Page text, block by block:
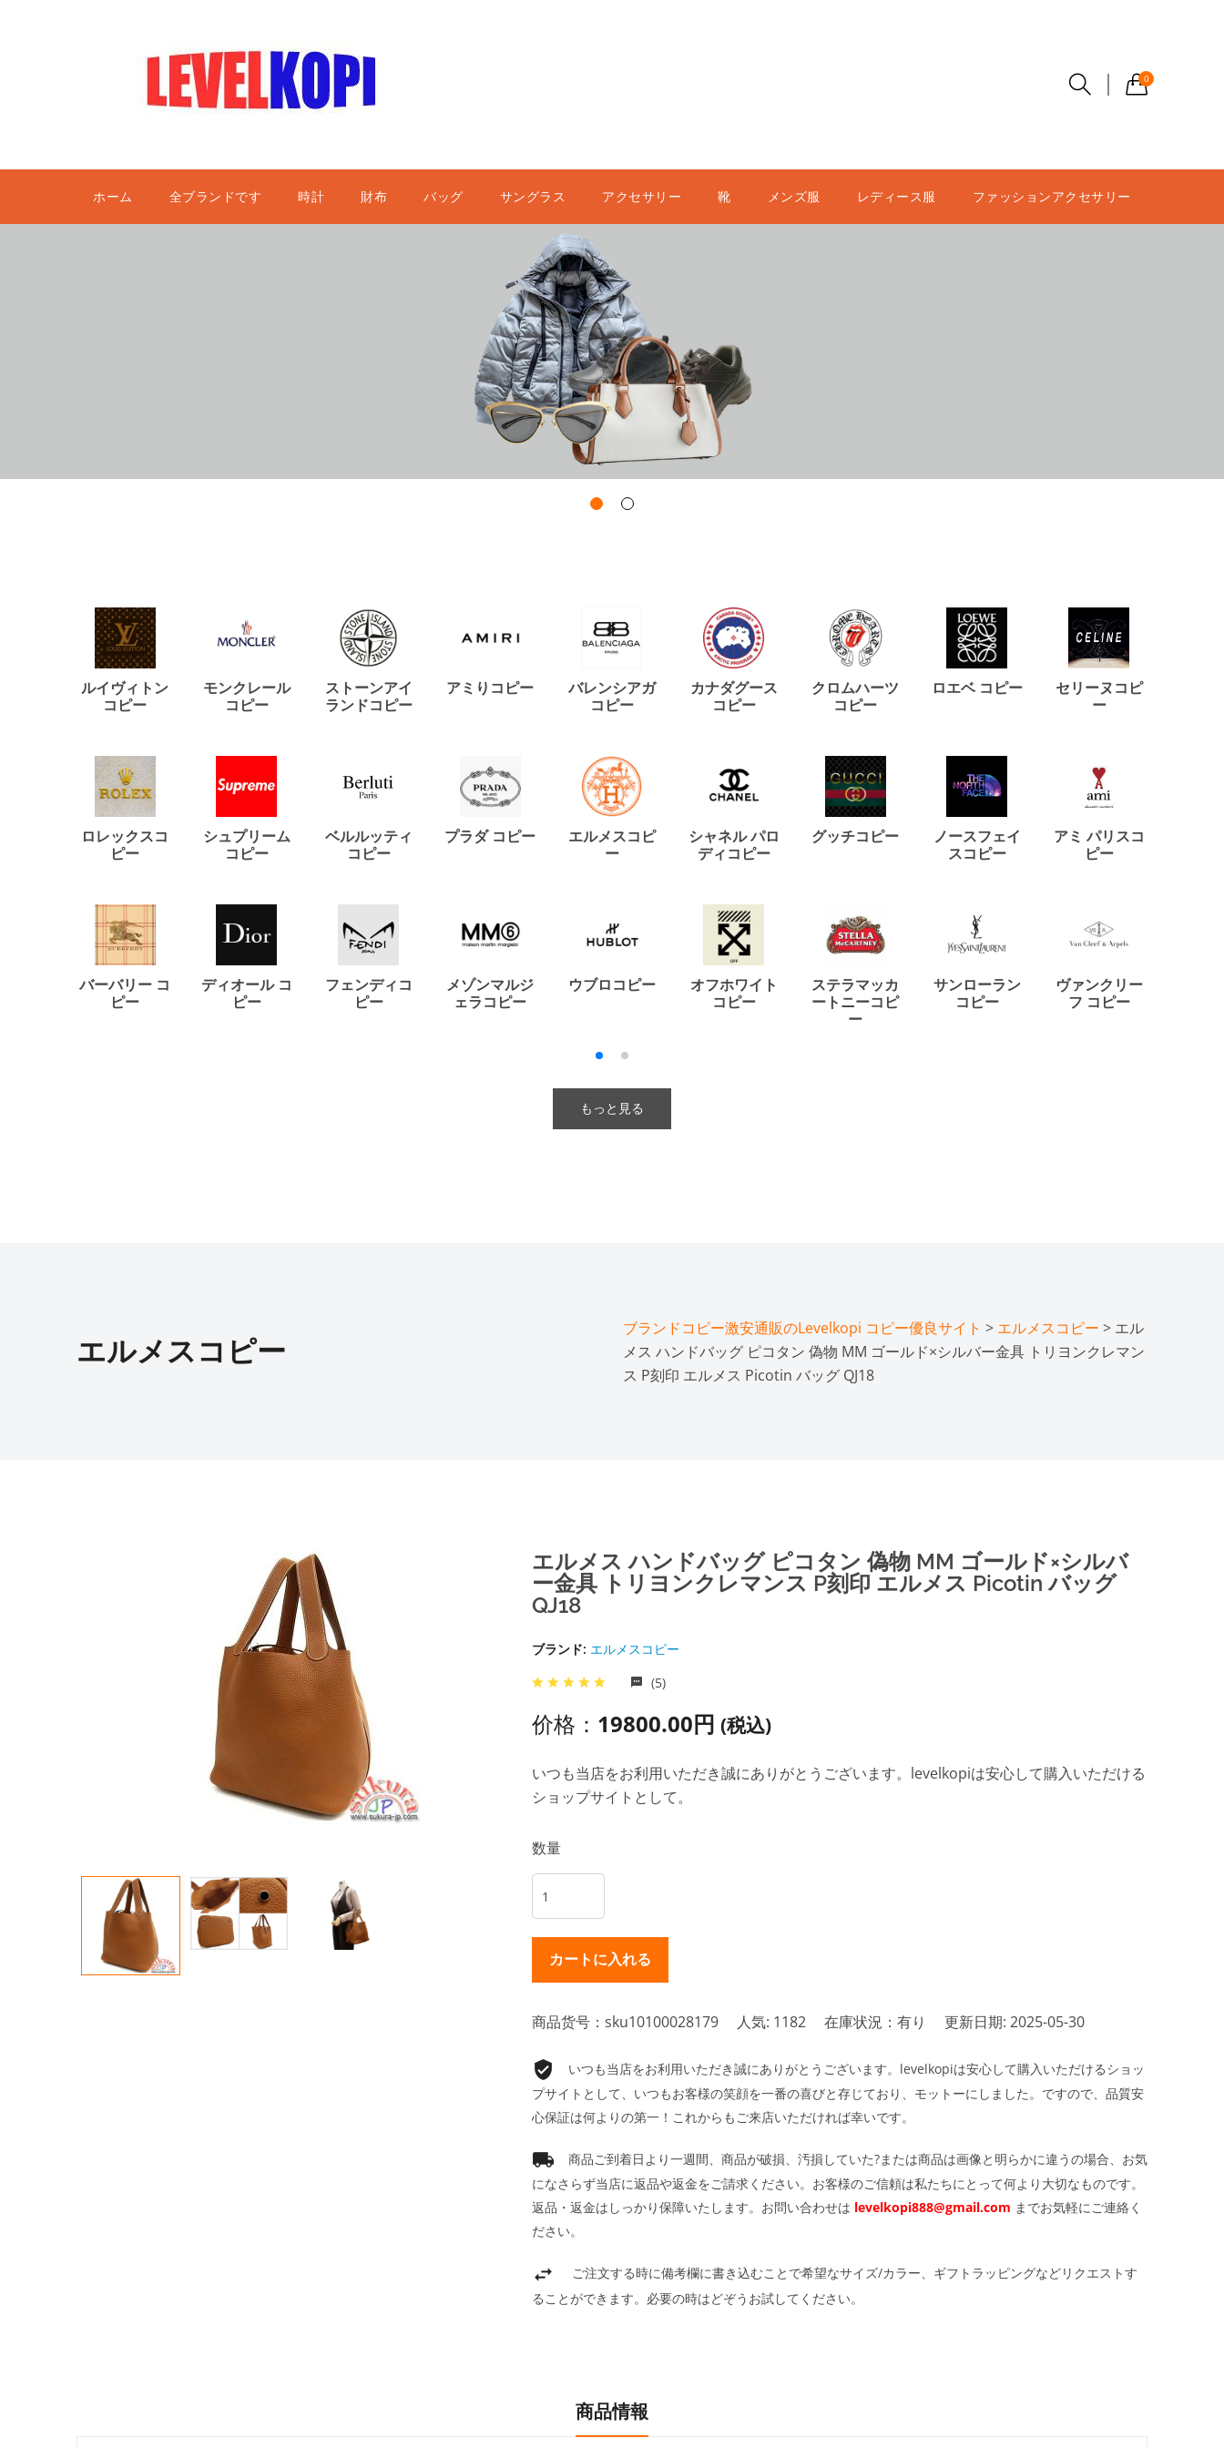
0
ホーム 全ブランドです 時計 財布 バッグ サングラス アクセサリー 靴 メンズ服 レディース服 ファッションアクセサリー
ルイヴィトン
コピー
モンクレール
コピー
ストーンアイ
ランドコピー
アミりコピー
バレンシアガ
コピー
カナダグース
コピー
クロムハーツ
コピー
ロエベ コピー
セリーヌコピ
ー
ロレックスコ
ピー
シュプリーム
コピー
ベルルッティ
コピー
プラダ コピー
エルメスコピ
ー
シャネル パロ
ディコピー
グッチコピー
ノースフェイ
スコピー
アミ パリスコ
ピー
バーバリー コ
ピー
ディオール コ
ピー
フェンディコ
ピー
メゾンマルジ
ェラコピー
ウブロコピー
オフホワイト
コピー
ステラマッカ
ートニーコピ
ー
サンローラン
コピー
ヴァンクリー
フ コピー
もっと見る
エルメスコピー
ブランドコピー激安通販のLevelkopi コピー優良サイト > エルメスコピー > エル
メス ハンドバッグ ピコタン 偽物 MM ゴールド×シルバー金具 トリヨンクレマン
ス P刻印 エルメス Picotin バッグ QJ18
エルメス ハンドバッグ ピコタン 偽物 MM ゴールド×シルバ
ー金具 トリヨンクレマンス P刻印 エルメス Picotin バッグ
QJ18
ブランド: エルメスコピー
(5)
价格： 19800.00円 (税込)
いつも当店をお利用いただき誠にありがとうございます。levelkopiは安心して購入いただける
ショップサイトとして。
数量
商品货号：sku10100028179 人気: 1182 在庫状況：有り 更新日期: 2025-05-30
いつも当店をお利用いただき誠にありがとうございます。levelkopiは安心して購入いただけるショッ
プサイトとして、いつもお客様の笑顔を一番の喜びと存じており、モットーにしました。ですので、品質安
心保証は何よりの第一！これからもご来店いただければ幸いです。
商品ご到着日より一週間、商品が破損、汚損していた?または商品は画像と明らかに違うの場合、お気
になさらず当店に返品や返金をご請求ください。お客様のご信頼は私たちにとって何より大切なものです。
返品・返金はしっかり保障いたします。お問い合わせは levelkopi888@gmail.com までお気軽にご連絡く
ださい。
ご注文する時に備考欄に書き込むことで希望なサイズ/カラー、ギフトラッピングなどリクエストす
ることができます。必要の時はどぞうお試してください。
商品情報